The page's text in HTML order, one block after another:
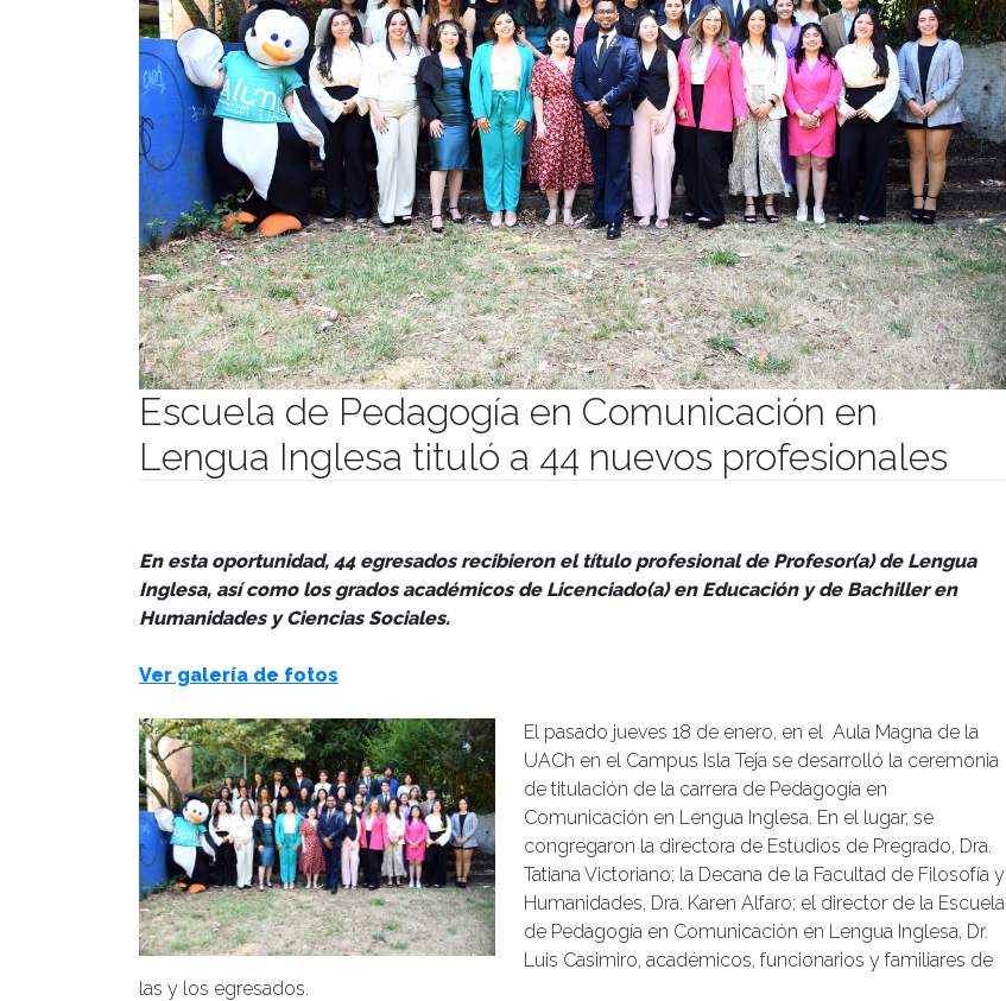
Escuela de Pedagogía en Comunicación en
Lengua Inglesa tituló a 44 nuevos profesionales
En esta oportunidad, 44 egresados recibieron el título profesionalde Profesor(a) de Lengua
Inglesa, así como los grados académicos de Licenciado(a) en Educación y de Bachiller en
Humanidades y Ciencias Sociales.
Ver galería de fotos
El pasado jueves 18 de enero, en el Aula Magna de la
UACh en el Campus Isla Teja se desarrolló la ceremonia
de titulación de la carrera de Pedagogía en
Comunicación en Lengua Inglesa. En el lugar, se
congregaron la directora de Estudios de Pregrado, Dra.
Tatiana Victoriano; la Decana de la Facultad de Filosofía y
Humanidades, Dra. Karen Alfaro; el director de la Escuela
de Pedagogía en Comunicación en Lengua Inglesa, Dr.
Luis Casimiro, académicos, funcionarios y familiares de
las y los egresados.